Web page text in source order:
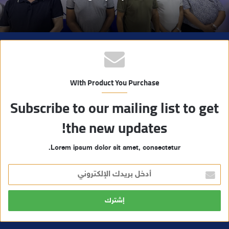
With Product You Purchase
Subscribe to our mailing list to get
the new updates!
Lorem ipsum dolor sit amet, consectetur.
خ
ل
ر